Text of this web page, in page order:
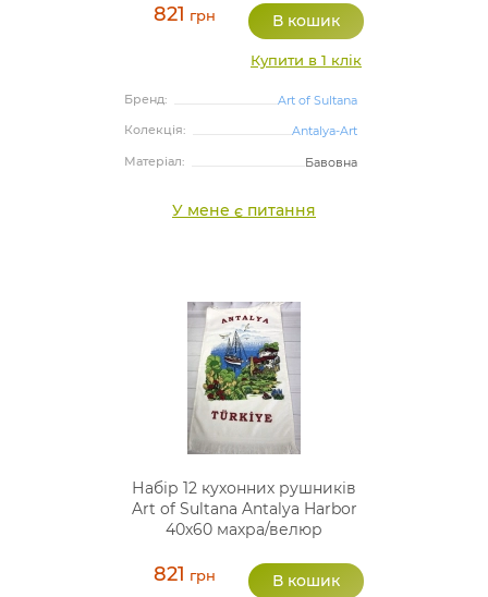
821 грн
Купити в 1 клік
Бренд:
Art of Sultana
Колекція:
Antalya-Art
Матеріал:
Бавовна
У мене є питання
Набір 12 кухонних рушників
Art of Sultana Antalya Harbor
40х60 махра/велюр
821 грн